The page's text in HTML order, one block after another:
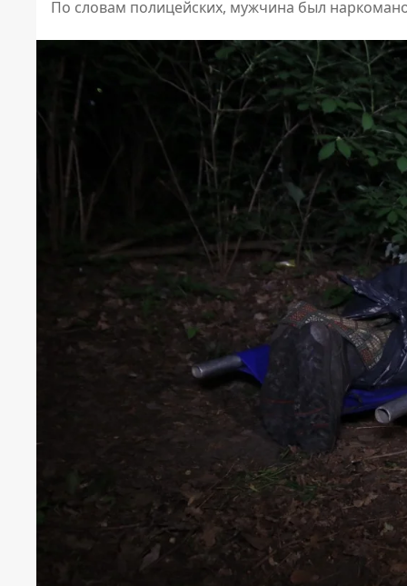
По словам полицейских, мужчина был